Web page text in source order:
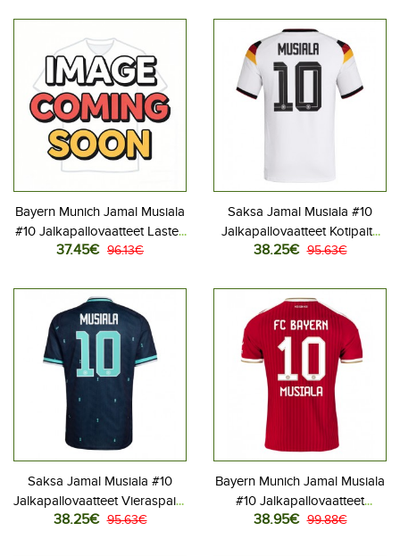
housut)
housut)
Bayern Munich Jamal Musiala
#10 Jalkapallovaatteet Lasten
Kolmas peliasu 2026-27
housut)
37.45€ 96.13€
Saksa Jamal Musiala #10
Jalkapallovaatteet Kotipaita
MM-kisat 2026 Lyhythihainen
38.25€ 95.63€
Saksa Jamal Musiala #10
Jalkapallovaatteet Vieraspaita
MM-kisat 2026 Lyhythihainen
38.25€ 95.63€
Bayern Munich Jamal Musiala
#10 Jalkapallovaatteet
Kotipaita 2026-27
38.95€ 99.88€